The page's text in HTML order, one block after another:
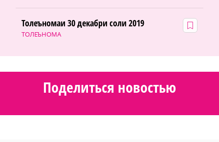
ТОЛЕЪНОМА
Толеъномаи 30 декабри соли 2019
Поделиться новостью